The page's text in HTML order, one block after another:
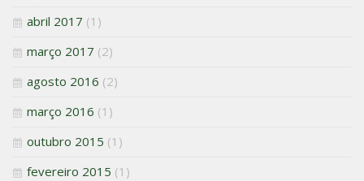
abril 2017 (1)
março 2017 (2)
agosto 2016 (2)
março 2016 (1)
outubro 2015 (1)
fevereiro 2015 (1)